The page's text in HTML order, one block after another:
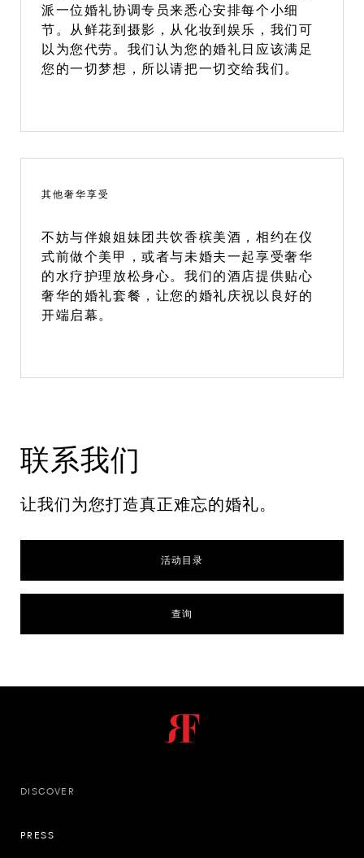
派一位婚礼协调专员来悉心安排每个小细
节。从鲜花到摄影，从化妆到娱乐，我们可
以为您代劳。我们认为您的婚礼日应该满足
您的一切梦想，所以请把一切交给我们。
其他奢华享受
不妨与伴娘姐妹团共饮香槟美酒，相约在仪
式前做个美甲，或者与未婚夫一起享受奢华
的水疗护理放松身心。我们的酒店提供贴心
奢华的婚礼套餐，让您的婚礼庆祝以良好的
开端启幕。
联系我们
让我们为您打造真正难忘的婚礼。
活动目录
查询
DISCOVER
PRESS